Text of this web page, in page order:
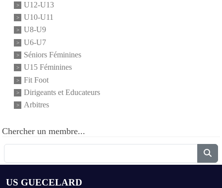
U12-U13
U10-U11
U8-U9
U6-U7
Séniors Féminines
U15 Féminines
Fit Foot
Dirigeants et Educateurs
Arbitres
Chercher un membre...
US GUECELARD